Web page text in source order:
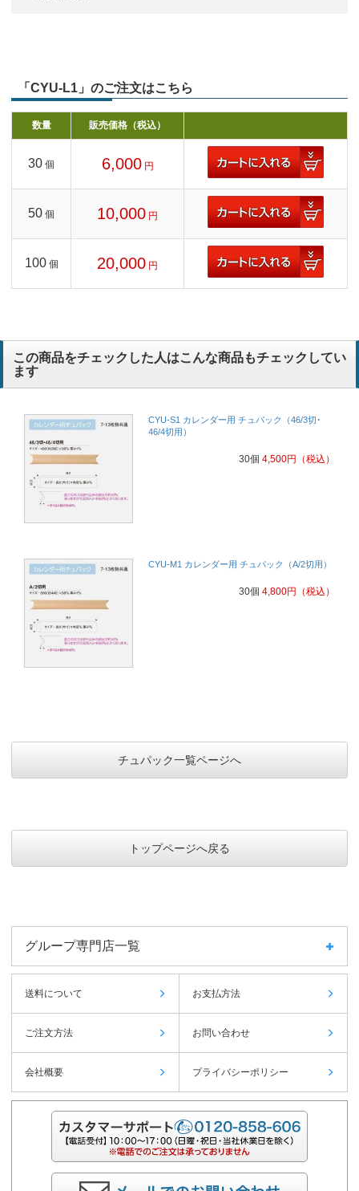
「CYU-L1」のご注文はこちら
数量 販売価格（税込）
30 個 6,000 円
50 個 10,000 円
100 個 20,000 円
この商品をチェックした人はこんな商品もチェックしてい
ます
CYU-S1 カレンダー用 チュパック（46/3切･
46/4切用）
30個 4,500円 （税込）
CYU-M1 カレンダー用 チュパック（A/2切用）
30個 4,800円 （税込）
チュパック一覧ページへ
トップページへ戻る
グループ専門店一覧
送料について お支払方法
ご注文方法 お問い合わせ
会社概要 プライバシーポリシー